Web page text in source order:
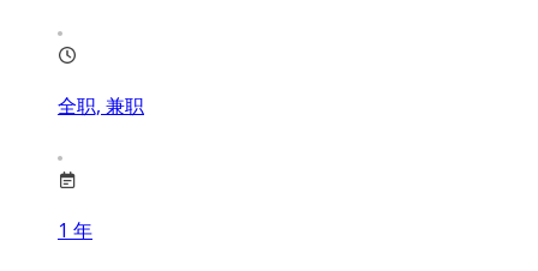
全职, 兼职
1 年